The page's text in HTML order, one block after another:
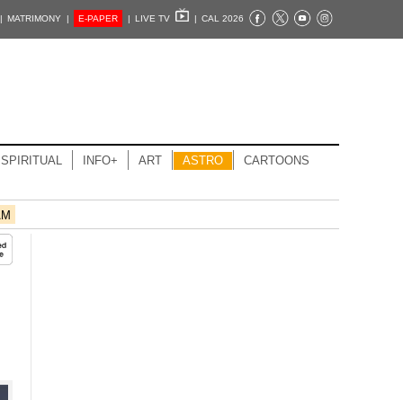
| MATRIMONY | E-PAPER | LIVE TV | CAL 2026
SPIRITUAL INFO+ ART ASTRO CARTOONS